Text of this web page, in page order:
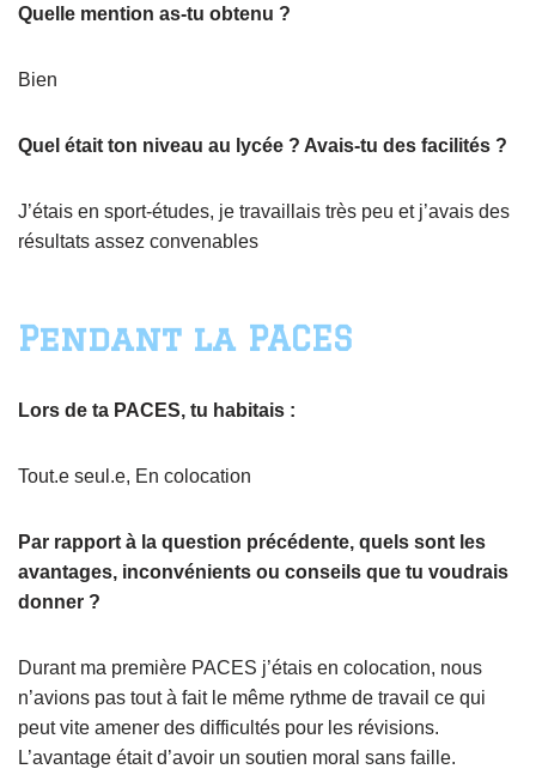
Quelle mention as-tu obtenu ?
Bien
Quel était ton niveau au lycée ? Avais-tu des facilités ?
J’étais en sport-études, je travaillais très peu et j’avais des
résultats assez convenables
Pendant la PACES
Lors de ta PACES, tu habitais :
Tout.e seul.e, En colocation
Par rapport à la question précédente, quels sont les
avantages, inconvénients ou conseils que tu voudrais
donner ?
Durant ma première PACES j’étais en colocation, nous
n’avions pas tout à fait le même rythme de travail ce qui
peut vite amener des difficultés pour les révisions.
L’avantage était d’avoir un soutien moral sans faille.